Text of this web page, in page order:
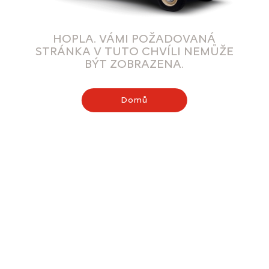
HOPLA. VÁMI POŽADOVANÁ
STRÁNKA V TUTO CHVÍLI NEMŮŽE
BÝT ZOBRAZENA.
Domů